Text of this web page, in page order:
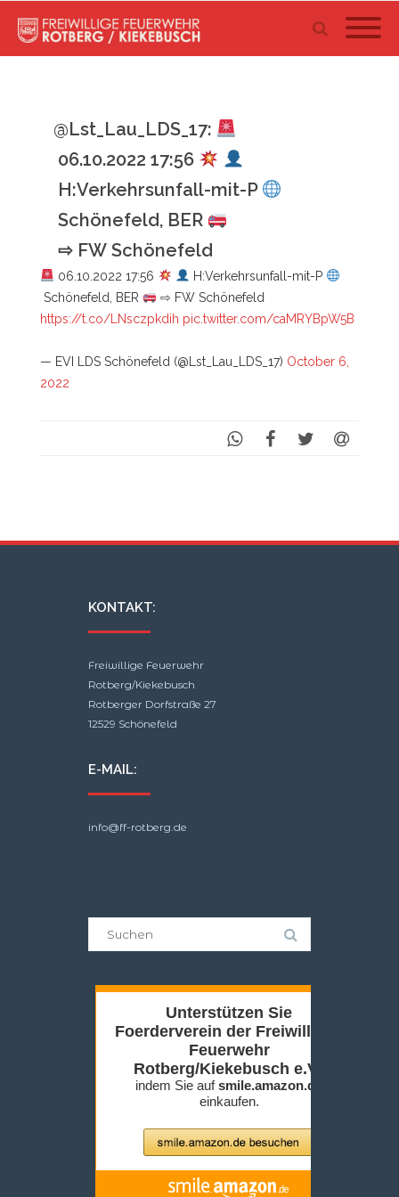
@Lst_Lau_LDS_17:
06.10.2022 17:56
H:Verkehrsunfall-mit-P
Schönefeld, BER
⇨ FW Schönefeld
06.10.2022 17:56
H:Verkehrsunfall-mit-P
Schönefeld, BER
⇨ FW Schönefeld
https://t.co/LNsczpkdih pic.twitter.com/caMRYBpW5B
— EVI LDS Schönefeld (@Lst_Lau_LDS_17) October 6,
2022
KONTAKT:
Freiwillige Feuerwehr
Rotberg/Kiekebusch
Rotberger Dorfstraße 27
12529 Schönefeld
E-MAIL:
info@ff-rotberg.de